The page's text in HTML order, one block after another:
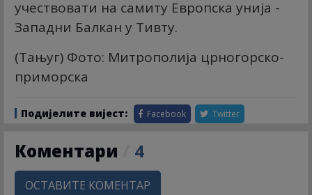
учествовати на самиту Европска унија -
Западни Балкан у Тивту.
(Тањуг) Фото: Митрополија црногорско-
приморска
Подијелите вијест: Facebook Twitter
Коментари 4
ОСТАВИТЕ КОМЕНТАР